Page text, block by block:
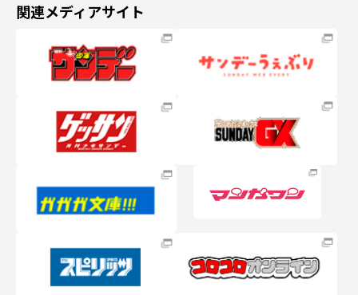
関連メディアサイト